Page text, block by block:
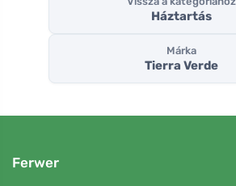
Háztartás
Márka
Tierra Verde
Ferwer